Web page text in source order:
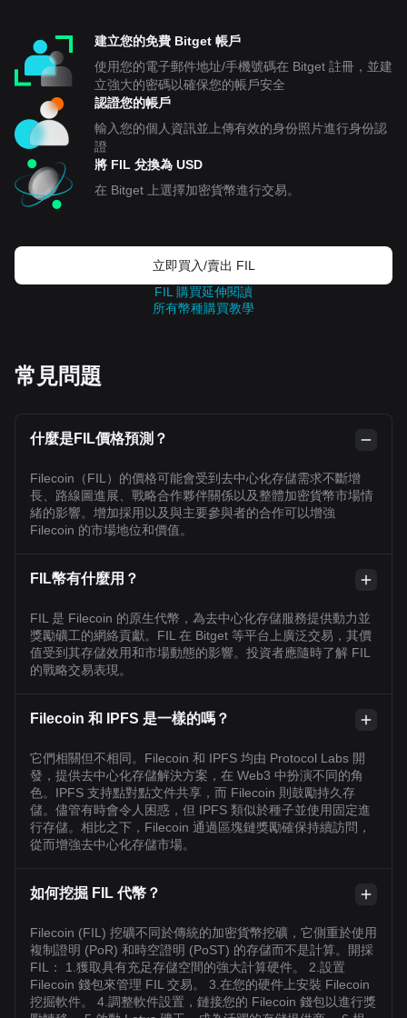
建立您的免費 Bitget 帳戶
使用您的電子郵件地址/手機號碼在 Bitget 註冊，並建
立強大的密碼以確保您的帳戶安全
認證您的帳戶
輸入您的個人資訊並上傳有效的身份照片進行身份認
證
將 FIL 兌換為 USD
在 Bitget 上選擇加密貨幣進行交易。
立即買入/賣出 FIL
FIL 購買延伸閱讀
所有幣種購買教學
常見問題
什麼是FIL價格預測？
Filecoin（FIL）的價格可能會受到去中心化存儲需求不斷增
長、路線圖進展、戰略合作夥伴關係以及整體加密貨幣市場情
緒的影響。增加採用以及與主要參與者的合作可以增強
Filecoin 的市場地位和價值。
FIL幣有什麼用？
FIL 是 Filecoin 的原生代幣，為去中心化存儲服務提供動力並
獎勵礦工的網絡貢獻。FIL 在 Bitget 等平台上廣泛交易，其價
值受到其存儲效用和市場動態的影響。投資者應隨時了解 FIL
的戰略交易表現。
Filecoin 和 IPFS 是一樣的嗎？
它們相關但不相同。Filecoin 和 IPFS 均由 Protocol Labs 開
發，提供去中心化存儲解決方案，在 Web3 中扮演不同的角
色。IPFS 支持點對點文件共享，而 Filecoin 則鼓勵持久存
儲。儘管有時會令人困惑，但 IPFS 類似於種子並使用固定進
行存儲。相比之下，Filecoin 通過區塊鏈獎勵確保持續訪問，
從而增強去中心化存儲市場。
如何挖掘 FIL 代幣？
Filecoin (FIL) 挖礦不同於傳統的加密貨幣挖礦，它側重於使用
複制證明 (PoR) 和時空證明 (PoST) 的存儲而不是計算。開採
FIL： 1.獲取具有充足存儲空間的強大計算硬件。 2.設置
Filecoin 錢包來管理 FIL 交易。 3.在您的硬件上安裝 Filecoin
挖掘軟件。 4.調整軟件設置，鏈接您的 Filecoin 錢包以進行獎